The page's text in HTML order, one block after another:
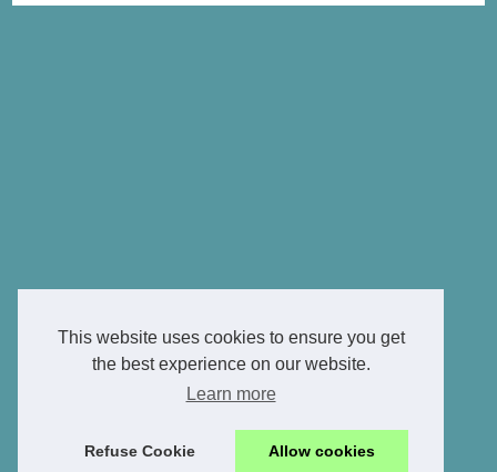
This website uses cookies to ensure you get
the best experience on our website.
Learn more
Refuse Cookie Allow cookies